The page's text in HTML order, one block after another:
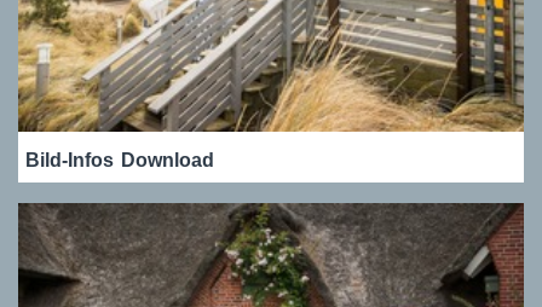
Bild-Infos Download